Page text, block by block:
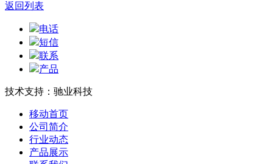
返回列表
电话
短信
联系
产品
技术支持：驰业科技
移动首页
公司简介
行业动态
产品展示